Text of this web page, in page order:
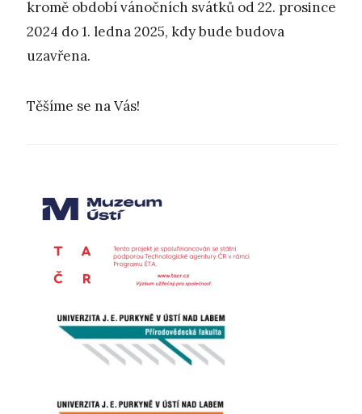
kromě období vánočních svátků od 22. prosince
2024 do 1. ledna 2025, kdy bude budova
uzavřena.
Těšíme se na Vás!